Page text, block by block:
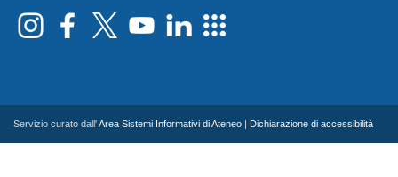
Servizio curato dall'Area Sistemi Informativi di Ateneo Dichiarazione di accessibilità